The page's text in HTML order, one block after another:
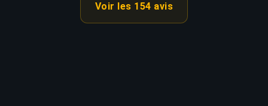
Voir les 154 avis